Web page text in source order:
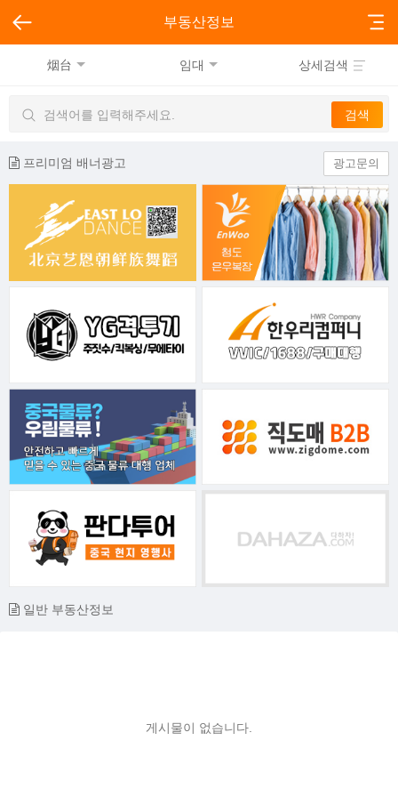
부동산정보
烟台 임대 상세검색
프리미엄 배너광고 광고문의
일반 부동산정보
게시물이 없습니다.